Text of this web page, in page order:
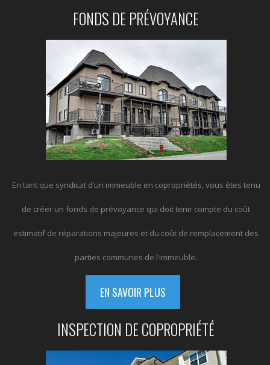
FONDS DE PRÉVOYANCE
En tant que syndicat d’un immeuble en copropriétés, vous êtes tenu
de créer un fonds de prévoyance qui doit tenir compte du coût
estimatif de réparations majeures et du coût de remplacement des
parties communes de l’immeuble.
EN SAVOIR PLUS
INSPECTION DE COPROPRIÉTÉ